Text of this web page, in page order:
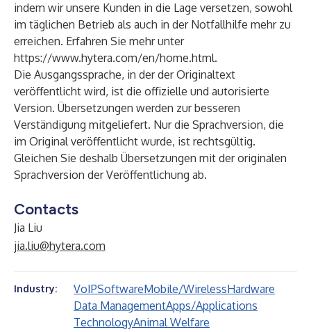
indem wir unsere Kunden in die Lage versetzen, sowohl
im täglichen Betrieb als auch in der Notfallhilfe mehr zu
erreichen. Erfahren Sie mehr unter
https://www.hytera.com/en/home.html.
Die Ausgangssprache, in der der Originaltext
veröffentlicht wird, ist die offizielle und autorisierte
Version. Übersetzungen werden zur besseren
Verständigung mitgeliefert. Nur die Sprachversion, die
im Original veröffentlicht wurde, ist rechtsgültig.
Gleichen Sie deshalb Übersetzungen mit der originalen
Sprachversion der Veröffentlichung ab.
Contacts
Jia Liu
jia.liu@hytera.com
Industry: VoIPSoftwareMobile/WirelessHardware
Data ManagementApps/Applications
TechnologyAnimal Welfare